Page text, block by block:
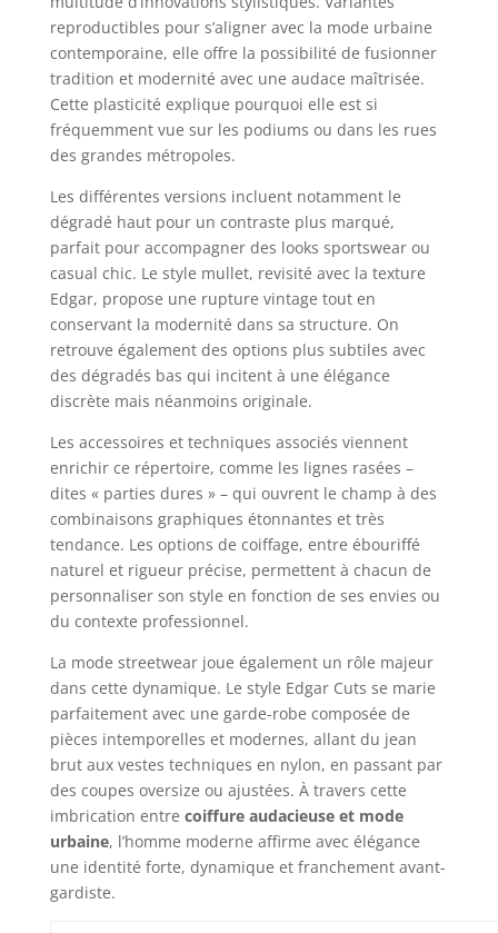
reproductibles pour s’aligner avec la mode urbaine
contemporaine, elle offre la possibilité de fusionner
tradition et modernité avec une audace maîtrisée.
Cette plasticité explique pourquoi elle est si
fréquemment vue sur les podiums ou dans les rues
des grandes métropoles.
Les différentes versions incluent notamment le
dégradé haut pour un contraste plus marqué,
parfait pour accompagner des looks sportswear ou
casual chic. Le style mullet, revisité avec la texture
Edgar, propose une rupture vintage tout en
conservant la modernité dans sa structure. On
retrouve également des options plus subtiles avec
des dégradés bas qui incitent à une élégance
discrète mais néanmoins originale.
Les accessoires et techniques associés viennent
enrichir ce répertoire, comme les lignes rasées –
dites « parties dures » – qui ouvrent le champ à des
combinaisons graphiques étonnantes et très
tendance. Les options de coiffage, entre ébouriffé
naturel et rigueur précise, permettent à chacun de
personnaliser son style en fonction de ses envies ou
du contexte professionnel.
La mode streetwear joue également un rôle majeur
dans cette dynamique. Le style Edgar Cuts se marie
parfaitement avec une garde-robe composée de
pièces intemporelles et modernes, allant du jean
brut aux vestes techniques en nylon, en passant par
des coupes oversize ou ajustées. À travers cette
imbrication entre coiffure audacieuse et mode
urbaine, l’homme moderne affirme avec élégance
une identité forte, dynamique et franchement avant-
gardiste.